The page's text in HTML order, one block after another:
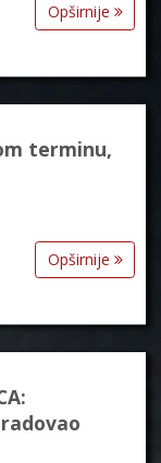
Opširnije
terminu,
Opširnije